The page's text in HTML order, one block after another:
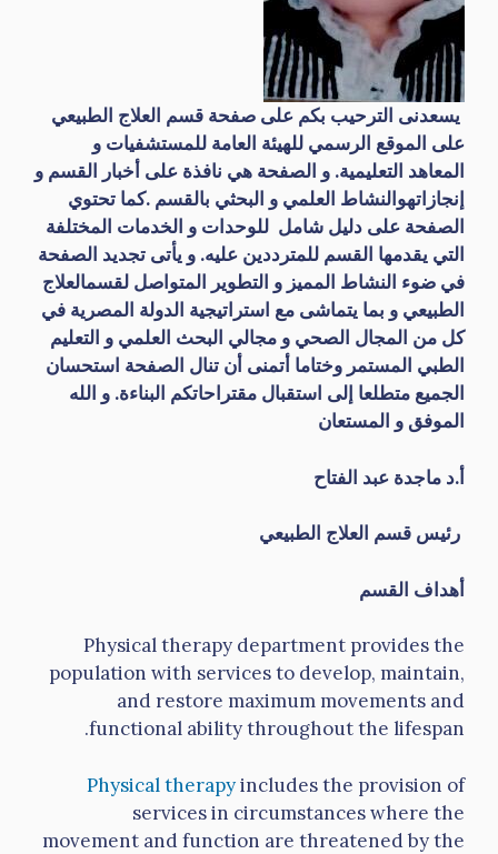
يسعدنى الترحيب بكم على صفحة قسم العلاج الطبيعي
على الموقع الرسمي للهيئة العامة للمستشفيات و
المعاهد التعليمية. و الصفحة هي نافذة على أخبار القسم و
إنجازاتهوالنشاط العلمي و البحثي بالقسم .كما تحتوي
الصفحة على دليل شامل للوحدات و الخدمات المختلفة
التي يقدمها القسم للمترددين عليه. و يأتى تجديد الصفحة
في ضوء النشاط المميز و التطوير المتواصل لقسمالعلاج
الطبيعي و بما يتماشى مع استراتيجية الدولة المصرية في
كل من المجال الصحي و مجالي البحث العلمي و التعليم
الطبي المستمر وختاما أتمنى أن تنال الصفحة استحسان
الجميع متطلعا إلى استقبال مقتراحاتكم البناءة. و الله
الموفق و المستعان
أ.د ماجدة عبد الفتاح
رئيس قسم العلاج الطبيعي
أهداف القسم
Physical therapy department provides the
population with services to develop, maintain,
and restore maximum movements and
functional ability throughout the lifespan.
Physical therapyincludes the provision of
services in circumstances where the
movement and function are threatened by the